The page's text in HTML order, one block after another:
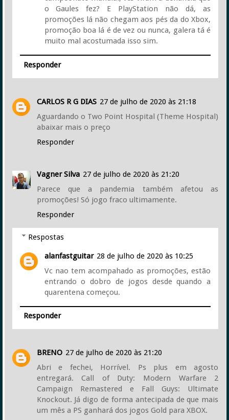
o Gaules fez? E PlayStation não dá, as
promoções lá não chegam aos pés da do Xbox,
promoção boa lá é de vez ou nunca, galera tá é
muito mal acostumada isso sim.
Responder
CARLOS R G DIAS 27 de julho de 2020 às 21:18
Aguardando o Two Point Hospital (Theme Hospital)
abaixar mais o preço
Responder
Vagner Silva 27 de julho de 2020 às 21:20
Parece que a pandemia também afetou as
promoções! Só jogo fraco ultimamente.
Responder
Respostas
alanfastguitar 28 de julho de 2020 às 10:25
Vc nao tem acompahado as promoções, estão
entrando o dobro de jogos desde quando a
quarentena começou.
Responder
BRENO 27 de julho de 2020 às 21:20
Abri e fechei, Horrível. Ps plus em agosto
entregará. Call of Duty: Modern Warfare 2
Campaign Remastered e Fall Guys: Ultimate
Knockout. Já digo de forma antecipada de que mais
um mês a PS ganhará dos jogos Gold para XBOX.